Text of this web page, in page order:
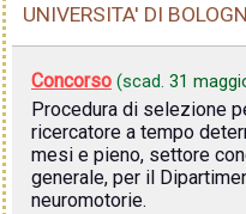
UNIVERSITA' DI
Concorso (scad. 31
Procedura di selezione
ricercatore a tempo
mesi e pieno, settore
generale, per il
neuromotorie.